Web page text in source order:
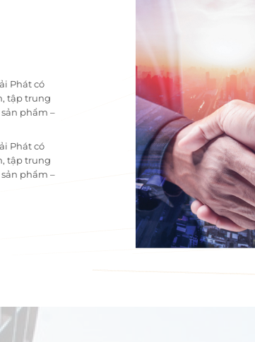
Phát có
tập trung
phẩm –
Phát có
tập trung
phẩm –